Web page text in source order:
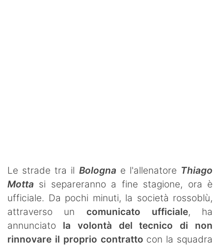
Le strade tra il Bologna e l'allenatore Thiago
Motta si separeranno a fine stagione, ora è
ufficiale. Da pochi minuti, la società rossoblù,
attraverso un comunicato ufficiale, ha
annunciato la volontà del tecnico di non
rinnovare il proprio contratto con la squadra